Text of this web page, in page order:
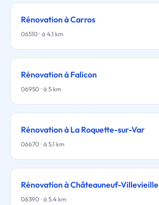
Rénovation à Carros
06510 · à 4.1 km
Rénovation à Falicon
06950 · à 5 km
Rénovation à La Roquette-sur-Var
06670 · à 5.1 km
Rénovation à Châteauneuf-Villevieille
06390 · à 5.4 km